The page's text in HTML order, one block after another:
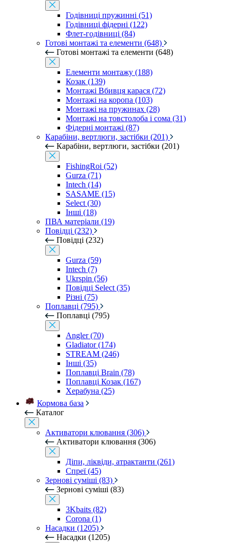
Годівниці пружинні (51)
Годівниці фідерні (122)
Флет-годівниці (84)
Готові монтажі та елементи (648)
Готові монтажі та елементи (648)
Елементи монтажу (188)
Козак (139)
Монтажі Вбивця карася (72)
Монтажі на коропа (103)
Монтажі на пружинах (28)
Монтажі на товстолоба і сома (31)
Фідерні монтажі (87)
Карабіни, вертлюги, застібки (201)
Карабіни, вертлюги, застібки (201)
FishingRoi (52)
Gurza (71)
Intech (14)
SASAME (15)
Select (30)
Інші (18)
ПВА матеріали (19)
Повідці (232)
Повідці (232)
Gurza (59)
Intech (7)
Ukrspin (56)
Повідці Select (35)
Різні (75)
Поплавці (795)
Поплавці (795)
Angler (70)
Gladiator (174)
STREAM (246)
Інші (35)
Поплавці Brain (78)
Поплавці Козак (167)
Херабуна (25)
Кормова база
Каталог
Активатори клювання (306)
Активатори клювання (306)
Діпи, ліквіди, атрактанти (261)
Спреї (45)
Зернові суміші (83)
Зернові суміші (83)
3Kbaits (82)
Corona (1)
Насадки (1205)
Насадки (1205)